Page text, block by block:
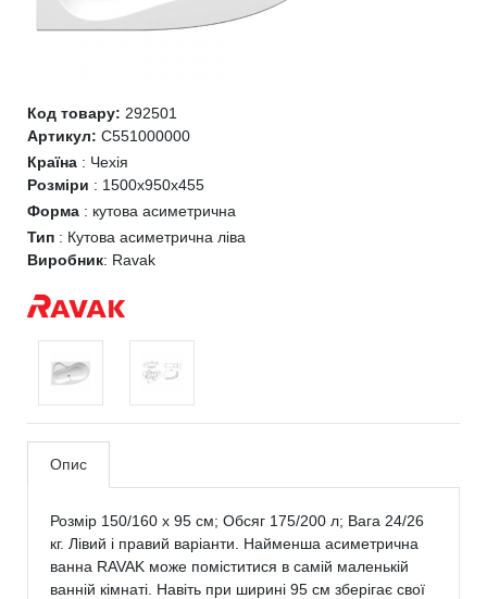
Код товару: 292501
Артикул: C551000000
Країна : Чехія
Розміри : 1500x950x455
Форма : кутова асиметрична
Тип : Кутова асиметрична ліва
Виробник: Ravak
Опис
Розмір 150/160 x 95 см; Обсяг 175/200 л; Вага 24/26
кг. Лівий і правий варіанти. Найменша асиметрична
ванна RAVAK може поміститися в самій маленькій
ванній кімнаті. Навіть при ширині 95 см зберігає свої